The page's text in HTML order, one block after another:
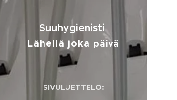
Suuhygienisti
Lähellä joka päivä
SIVULUETTELO: